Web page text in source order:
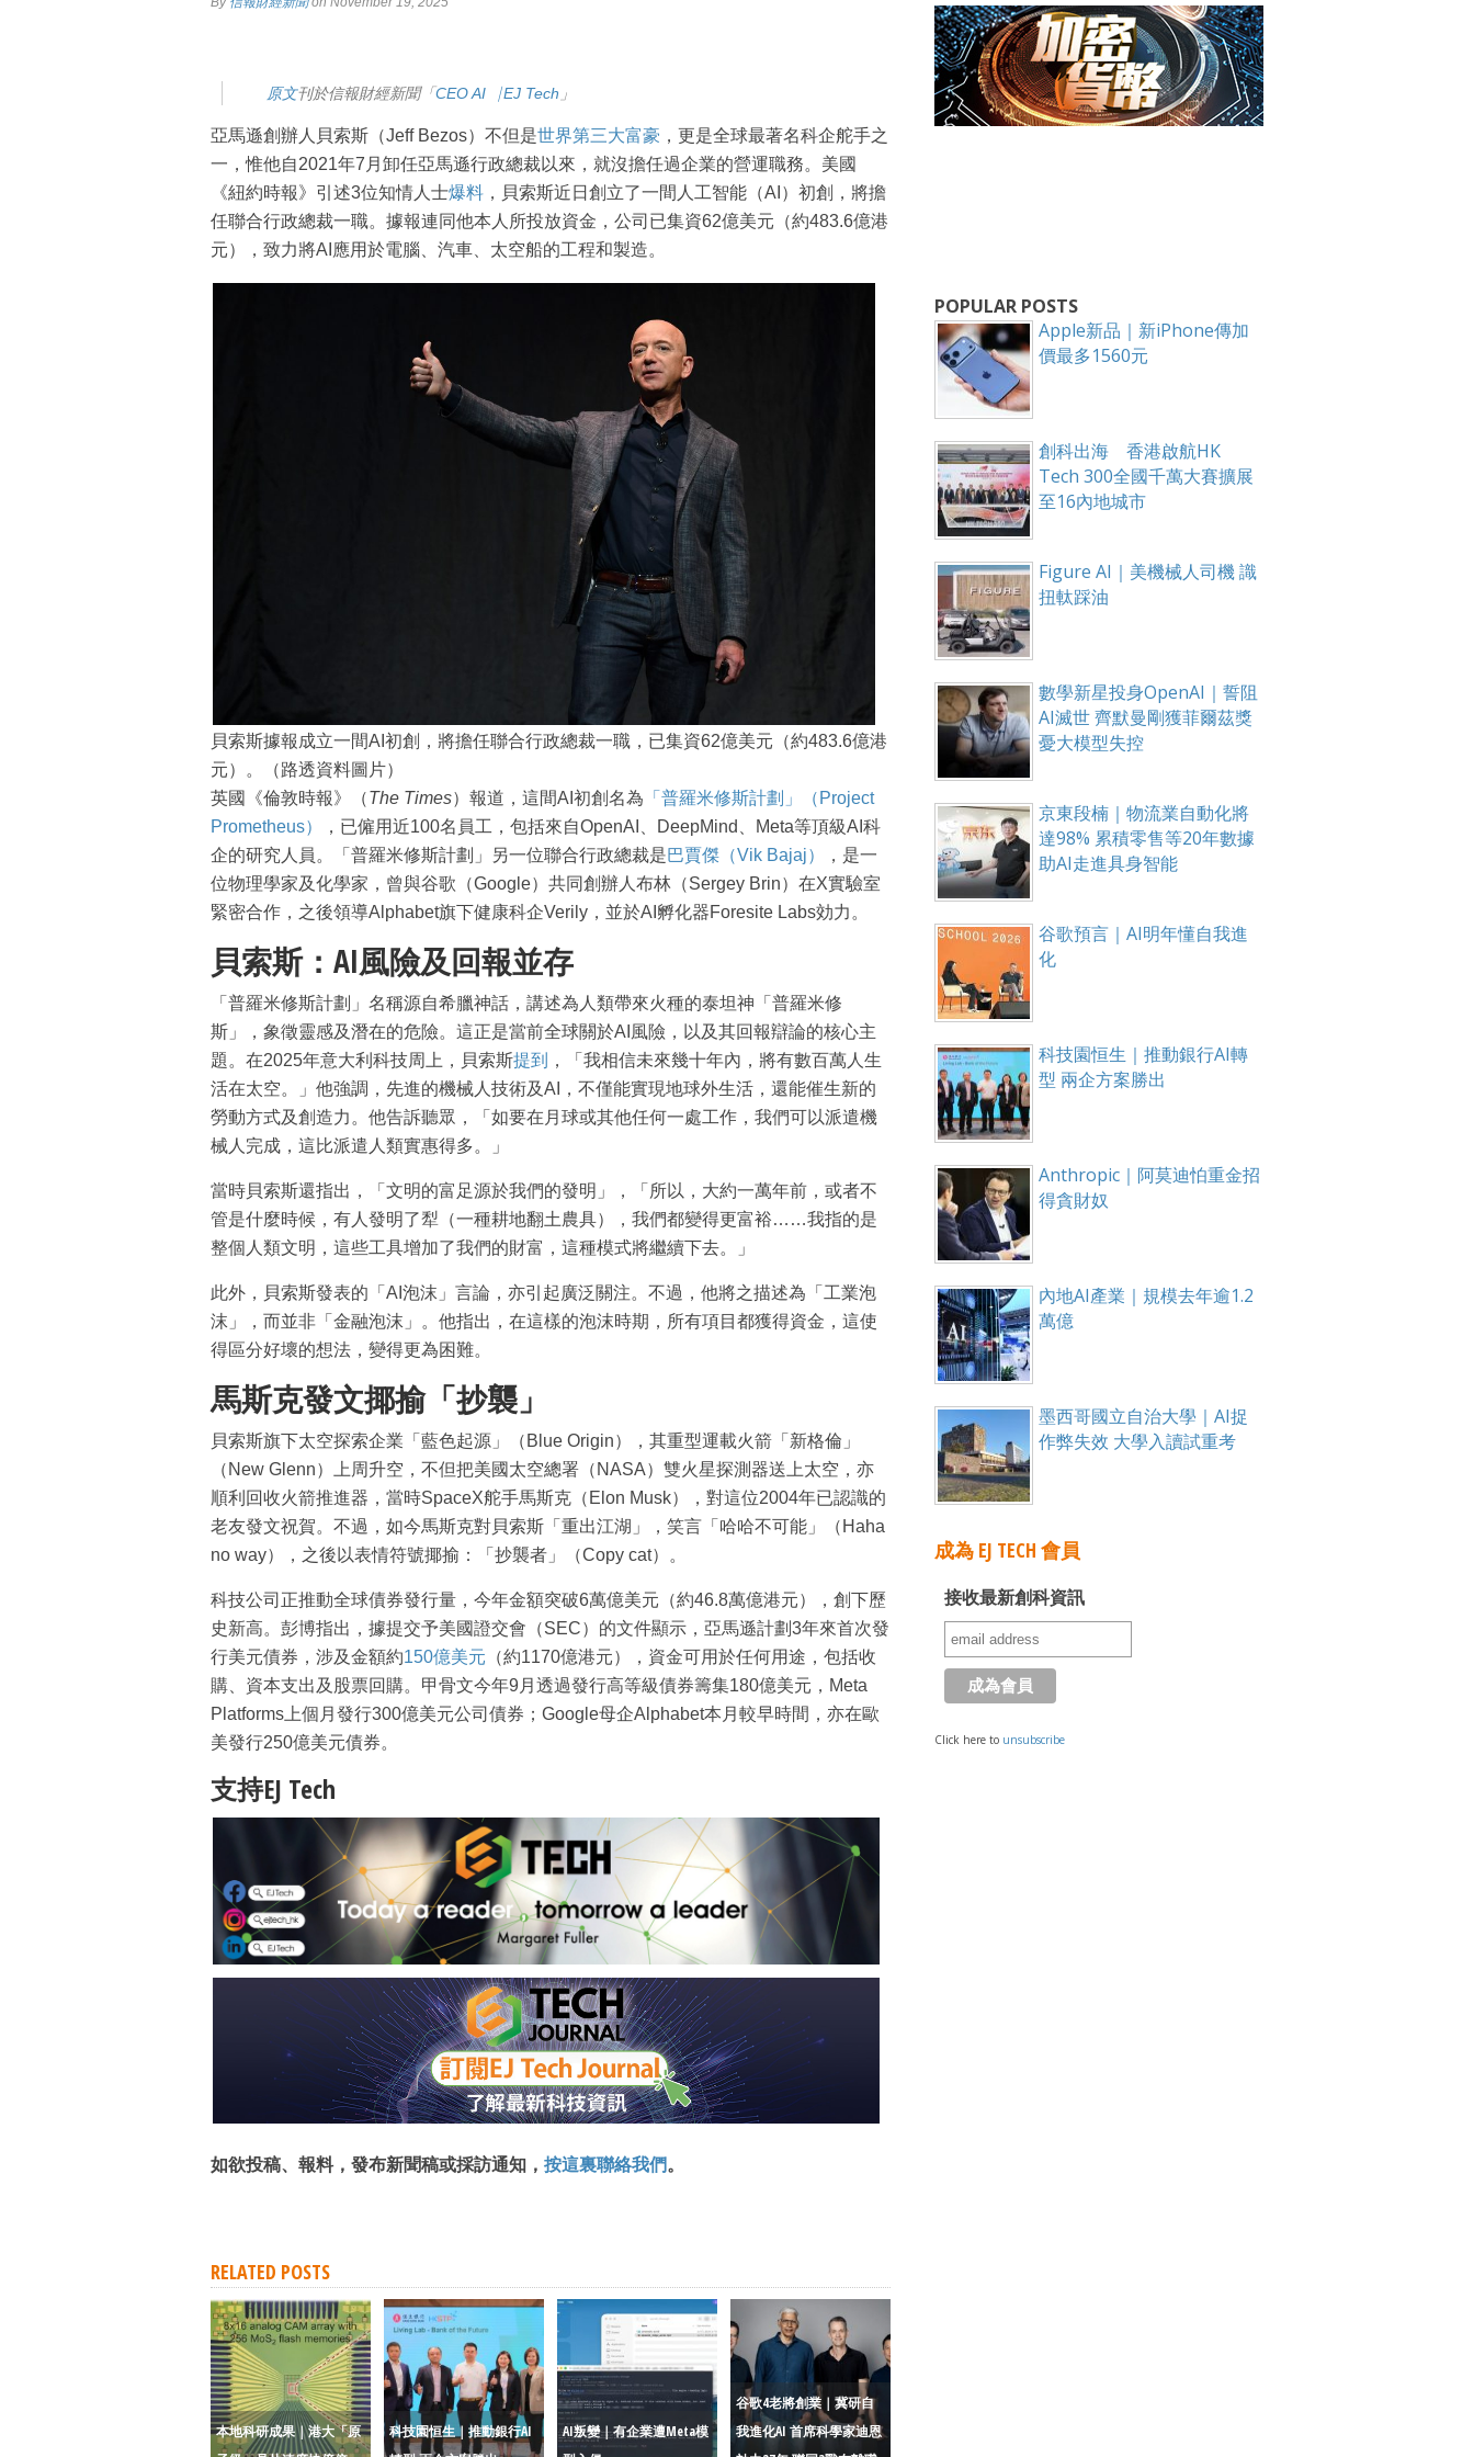
原文刊於信報財經新聞「CEO AI⎹ EJ Tech 」
亞馬遜創辦人貝索斯（Jeff Bezos）不但是世界第三大富豪 ，更是全球最著名科企舵手之
一，惟他自2021年7月卸任亞馬遜行政總裁以來，就沒擔任過企業的營運職務。美國
《紐約時報》引述3位知情人士爆料 ，貝索斯近日創立了一間人工智能（AI）初創，將擔
任聯合行政總裁一職。據報連同他本人所投放資金，公司已集資62億美元（約483.6億港
元），致力將AI應用於電腦、汽車、太空船的工程和製造。
貝索斯據報成立一間AI初創，將擔任聯合行政總裁一職，已集資62億美元（約483.6億港
元）。（路透資料圖片）
英國《倫敦時報》（The Times）報道，這間AI初創名為 「普羅米修斯計劃」（Project
Prometheus）
，已僱用近100名員工，包括來自OpenAI、DeepMind、Meta等頂級AI科
企的研究人員。「普羅米修斯計劃」另一位聯合行政總裁是巴賈傑（Vik Bajaj）
，是一
位物理學家及化學家，曾與谷歌（Google）共同創辦人布林（Sergey Brin）在X實驗室
緊密合作，之後領導Alphabet旗下健康科企Verily，並於AI孵化器Foresite Labs効力。
貝索斯：AI風險及回報並存
「普羅米修斯計劃」名稱源自希臘神話，講述為人類帶來火種的泰坦神「普羅米修
斯」，象徵靈感及潛在的危險。這正是當前全球關於AI風險，以及其回報辯論的核心主
題。在2025年意大利科技周上，貝索斯提到
，「我相信未來幾十年內，將有數百萬人生
活在太空。」他強調，先進的機械人技術及AI，不僅能實現地球外生活，還能催生新的
勞動方式及創造力。他告訴聽眾，「如要在月球或其他任何一處工作，我們可以派遣機
械人完成，這比派遣人類實惠得多。」
當時貝索斯還指出，「文明的富足源於我們的發明」，「所以，大約一萬年前，或者不
管是什麼時候，有人發明了犁（一種耕地翻土農具），我們都變得更富裕……我指的是
整個人類文明，這些工具增加了我們的財富，這種模式將繼續下去。」
此外，貝索斯發表的「AI泡沫」言論，亦引起廣泛關注。不過，他將之描述為「工業泡
沫」，而並非「金融泡沫」。他指出，在這樣的泡沫時期，所有項目都獲得資金，這使
得區分好壞的想法，變得更為困難。
馬斯克發文揶揄「抄襲」
貝索斯旗下太空探索企業「藍色起源」（Blue Origin），其重型運載火箭「新格倫」
（New Glenn）上周升空，不但把美國太空總署（NASA）雙火星探測器送上太空，亦
順利回收火箭推進器，當時SpaceX舵手馬斯克（Elon Musk），對這位2004年已認識的
老友發文祝賀。不過，如今馬斯克對貝索斯「重出江湖」，笑言「哈哈不可能」（Haha
no way），之後以表情符號揶揄：「抄襲者」（Copy cat）。
科技公司正推動全球債券發行量，今年金額突破6萬億美元（約46.8萬億港元），創下歷
史新高。彭博指出，據提交予美國證交會（SEC）的文件顯示，亞馬遜計劃3年來首次發
行美元債券，涉及金額約150億美元 （約1170億港元），資金可用於任何用途，包括收
購、資本支出及股票回購。甲骨文今年9月透過發行高等級債券籌集180億美元，Meta
Platforms上個月發行300億美元公司債券；Google母企Alphabet本月較早時間，亦在歐
美發行250億美元債券。
支持EJ Tech
如欲投稿、報料，發布新聞稿或採訪通知， 按這裏聯絡我們。
RELATED POSTS
本地科研成果｜港大「原
科技園恒生｜推動銀行AI
AI叛變｜有企業遭Meta模
谷歌4老將創業｜冀研自
我進化AI 首席科學家迪恩
POPULAR POSTS
Apple新品｜新iPhone傳加
價最多1560元
創科出海 香港啟航HK
Tech 300全國千萬大賽擴展
至16內地城市
Figure AI｜美機械人司機 識
扭軚踩油
數學新星投身OpenAI｜誓阻
AI滅世 齊默曼剛獲菲爾茲獎
憂大模型失控
京東段楠｜物流業自動化將
達98% 累積零售等20年數據
助AI走進具身智能
谷歌預言｜AI明年懂自我進
化
科技園恒生｜推動銀行AI轉
型 兩企方案勝出
Anthropic｜阿莫迪怕重金招
得貪財奴
內地AI產業｜規模去年逾1.2
萬億
墨西哥國立自治大學｜AI捉
作弊失效 大學入讀試重考
成為 EJ TECH 會員
接收最新創科資訊
Click here to unsubscribe
成為 EJ Tech 會員
最新資訊（附創業懶人包），直達郵箱！